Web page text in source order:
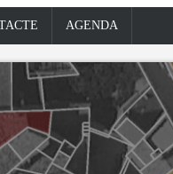
AGENDA